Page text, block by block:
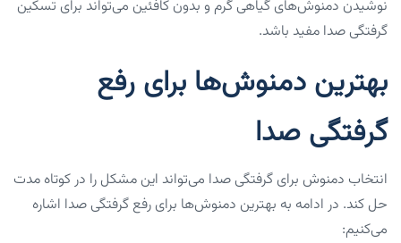
نوشیدن ‌دمنوش‌های گیاهی گرم و بدون کافئین‌ می‌تواند برای تسکین
گرفتگی صدا مفید باشد.
بهترین دمنوش‌ها برای رفع
گرفتگی صدا
انتخاب دمنوش برای گرفتگی صدا می‌تواند این مشکل را در کوتاه مدت
حل کند. در ادامه به بهترین دمنوش‌ها برای رفع گرفتگی صدا اشاره
می‌کنیم: